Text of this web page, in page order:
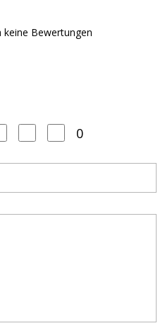
keine Bewertungen
0